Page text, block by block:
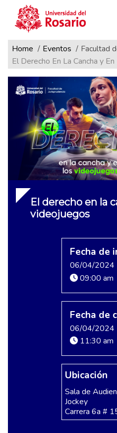
Pasar al contenido principal
Ruta de
Home Eventos
Facultad
El Derecho En La Cancha y
El derecho en la
videojuegos
Fecha de
06/04/2024
09:00 am
Fecha de
06/04/2024
11:30 am
Ubicación
Sala de
Jockey
Carrera 6a #